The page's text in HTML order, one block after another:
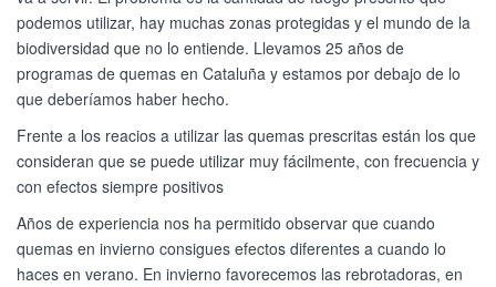
podemos utilizar, hay muchas zonas protegidas y el mundo de la
biodiversidad que no lo entiende. Llevamos 25 años de
programas de quemas en Cataluña y estamos por debajo de lo
que deberíamos haber hecho.
Frente a los reacios a utilizar las quemas prescritas están los que
consideran que se puede utilizar muy fácilmente, con frecuencia y
con efectos siempre positivos
Años de experiencia nos ha permitido observar que cuando
quemas en invierno consigues efectos diferentes a cuando lo
haces en verano. En invierno favorecemos las rebrotadoras, en